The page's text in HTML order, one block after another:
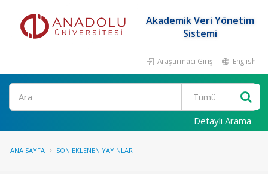
Akademik Veri Yönetim
Sistemi
Araştırmacı Girişi English
Ara
Detaylı Arama
ANA SAYFA SON EKLENEN YAYINLAR